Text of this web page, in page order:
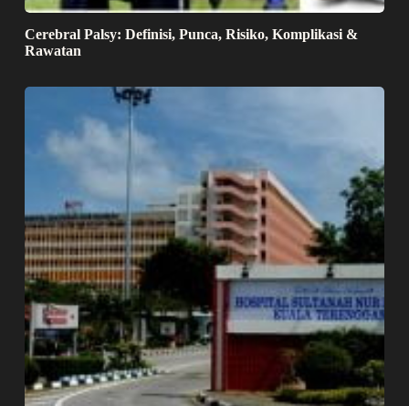
Cerebral Palsy: Definisi, Punca, Risiko, Komplikasi &
Rawatan